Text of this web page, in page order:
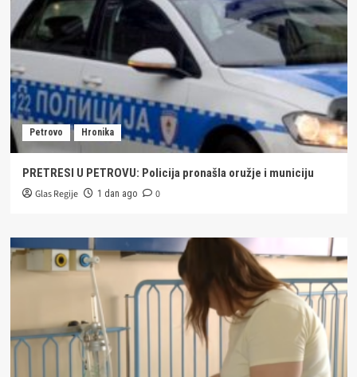
Petrovo Hronika
PRETRESI U PETROVU: Policija pronašla oružje i municiju
Glas Regije 1 dan ago 0